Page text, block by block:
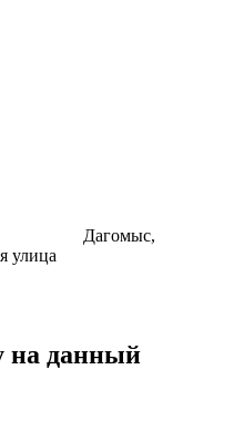
Дагомыс,
улица
на данный